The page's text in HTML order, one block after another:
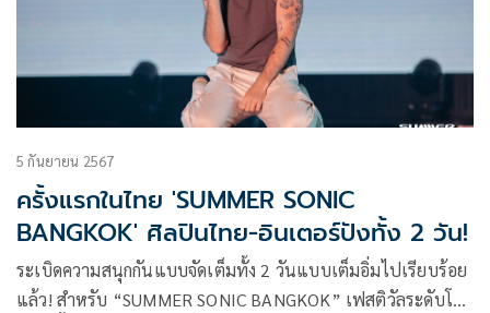
5 กันยายน 2567
ครั้งแรกในไทย 'SUMMER SONIC
BANGKOK' ศิลปินไทย-อินเตอร์ปังทั้ง 2 วัน!
ระเบิดความสนุกกันแบบจัดเต็มทั้ง 2 วันแบบเต็มอิ่มไปเรียบร้อย
แล้ว! สำหรับ “SUMMER SONIC BANGKOK” เฟสติวัลระดับโลก